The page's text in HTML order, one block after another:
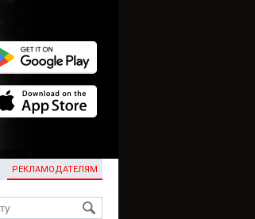
РЕКЛАМОДАТЕЛЯМ
KG